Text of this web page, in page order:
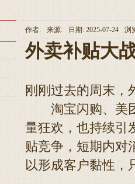
能否复制火锅的千店神话？
卖汉堡，汉堡战争2.0开战
让恶意索赔压垮中小商家
活动病毒式传播价值1800万美元 但客流量
下沉制胜”
作者: 来源: 日期: 2025-07-24 浏
外卖补贴大
刚刚过去的周末，
淘宝闪购、美团
量狂欢，也持续引
贴竞争，短期内对
以形成客户黏性，